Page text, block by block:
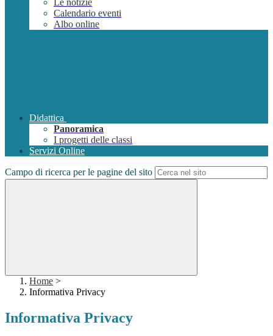
Le notizie
Calendario eventi
Albo online
Didattica
Panoramica
I progetti delle classi
Servizi Online
Campo di ricerca per le pagine del sito
Home >
Informativa Privacy
Informativa Privacy